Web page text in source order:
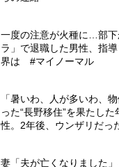
一度の注意が火種に…部下
ラ」で退職した男性、指
界は #マイノーマル
「暑いわ、人が多いわ、
った“長野移住”を果たし
性。2年後、ウンザリだっ
妻「夫が亡くなりました